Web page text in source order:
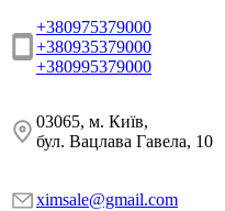
+380975379000
+380935379000
+380995379000
03065, м. Київ,
бул. Вацлава Гавела, 10
ximsale@gmail.com